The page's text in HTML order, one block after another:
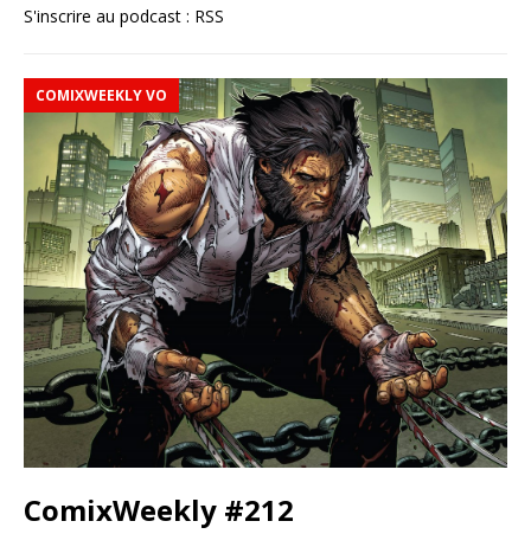
S'inscrire au podcast : RSS
COMIXWEEKLY VO
ComixWeekly #212